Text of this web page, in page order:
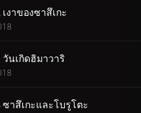
งาของซาสึเกะ
วันเกิดฮิมาวาริ
ซาสึเกะและโบรูโตะ